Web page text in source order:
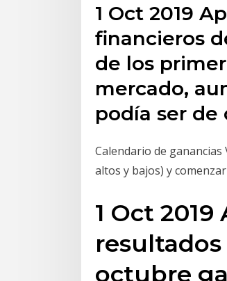
1 Oct 2019
financieros
de los
mercado,
podía ser de
Calendario de
altos y bajos) y
1 Oct
octubre